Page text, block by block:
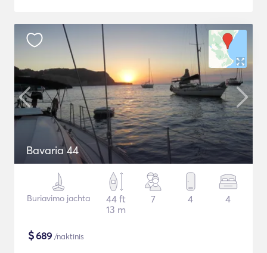
Bavaria 44
Buriavimo jachta
44 ft
13 m
7 4 4
$689 /naktinis